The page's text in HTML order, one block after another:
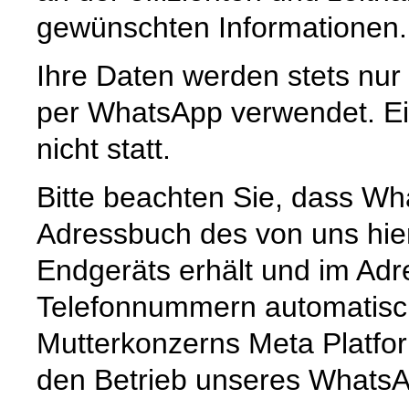
gewünschten Informationen.
Ihre Daten werden stets
per WhatsApp verwendet.
nicht statt.
Bitte beachten Sie, dass
Adressbuch des von uns
Endgeräts erhält und im
Telefonnummern
Mutterkonzerns Meta
den Betrieb unseres